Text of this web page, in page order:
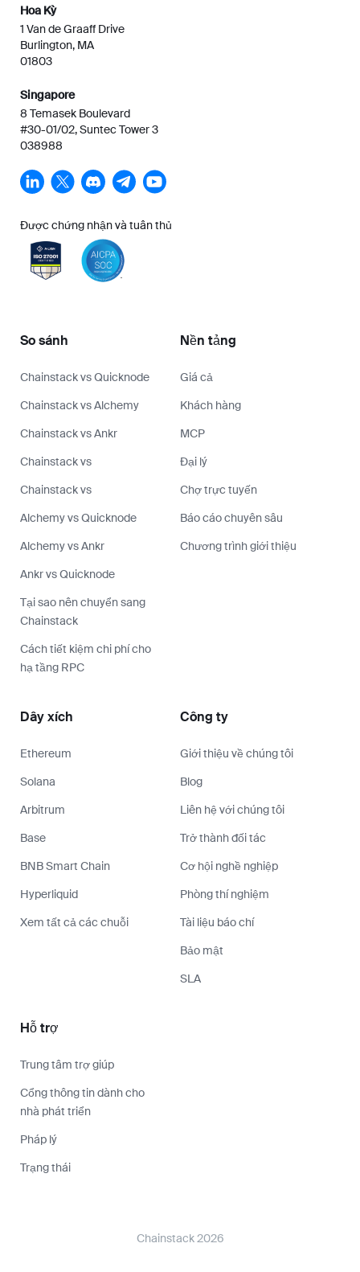
Hoa Kỳ
1 Van de Graaff Drive
Burlington, MA
01803
Singapore
8 Temasek Boulevard
#30-01/02, Suntec Tower 3
038988
Được chứng nhận và tuân thủ
So sánh
Chainstack vs Quicknode
Chainstack vs Alchemy
Chainstack vs Ankr
Chainstack vs
Chainstack vs
Alchemy vs Quicknode
Alchemy vs Ankr
Ankr vs Quicknode
Tại sao nên chuyển sang
Chainstack
Cách tiết kiệm chi phí cho
hạ tầng RPC
Nền tảng
Giá cả
Khách hàng
MCP
Đại lý
Chợ trực tuyến
Báo cáo chuyên sâu
Chương trình giới thiệu
Dây xích
Ethereum
Solana
Arbitrum
Base
BNB Smart Chain
Hyperliquid
Xem tất cả các chuỗi
Công ty
Giới thiệu về chúng tôi
Blog
Liên hệ với chúng tôi
Trở thành đối tác
Cơ hội nghề nghiệp
Phòng thí nghiệm
Tài liệu báo chí
Bảo mật
SLA
Hỗ trợ
Trung tâm trợ giúp
Cổng thông tin dành cho
nhà phát triển
Pháp lý
Trạng thái
Chainstack 2026